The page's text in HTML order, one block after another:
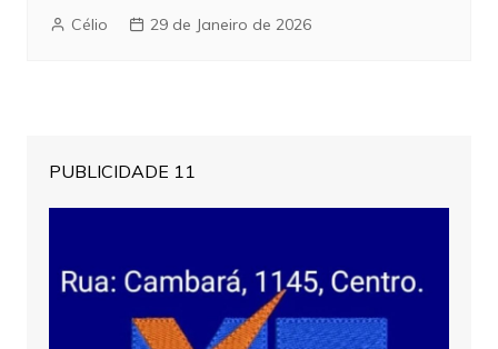
Célio 29 de Janeiro de 2026
PUBLICIDADE 11